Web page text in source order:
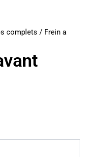
complets / Frein a